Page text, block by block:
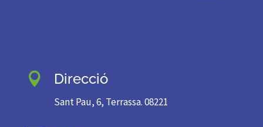
 Direcció
Sant Pau, 6, Terrassa. 08221